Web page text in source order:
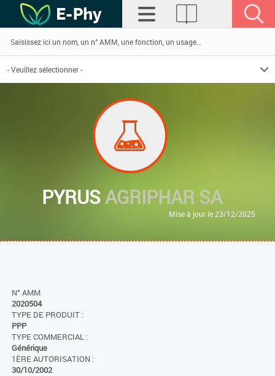
PYRUSAGRIPHAR SA
Mise à jour le 23/12/2025
N° AMM
2020504
TYPE DE PRODUIT :
PPP
TYPE COMMERCIAL :
Générique
1ÈRE AUTORISATION :
30/10/2002